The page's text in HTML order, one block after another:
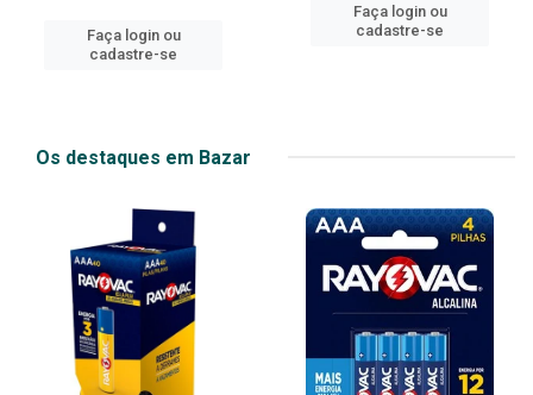
Faça login ou
cadastre-se
Faça login ou
cadastre-se
Os destaques em Bazar